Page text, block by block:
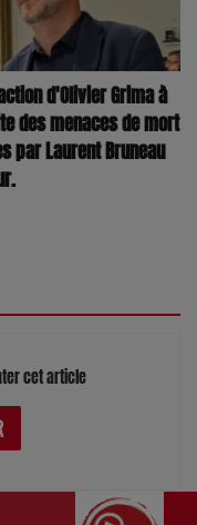
d'Olivier Grima à
des menaces de mort
par Laurent Bruneau
cet article